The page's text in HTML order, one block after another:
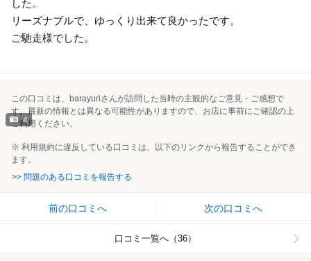
した。
リーズナブルで、ゆっくり出来て良かったです。
ご馳走様でした。
4
この口コミは、barayuriさんが訪問した当時の主観的なご意見・ご感想で
す。最新の情報とは異なる可能性がありますので、お店に事前にご確認の上
ご利用ください。
※ 利用規約に違反している口コミは、以下のリンクから報告することができ
ます。
>> 問題のある口コミを報告する
前の口コミへ 次の口コミへ
口コミ一覧へ（36）